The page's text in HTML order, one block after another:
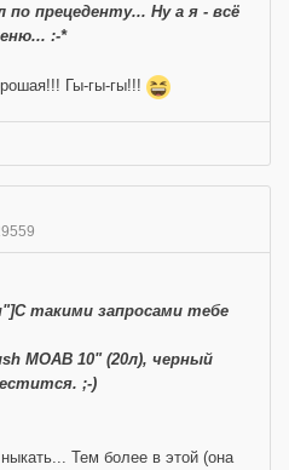
прецеденту... Ну а я - всё
:-*
Гы-гы-гы!!!
такими запросами тебе
MOAB 10" (20л), черный
;-)
Тем более в этой (она